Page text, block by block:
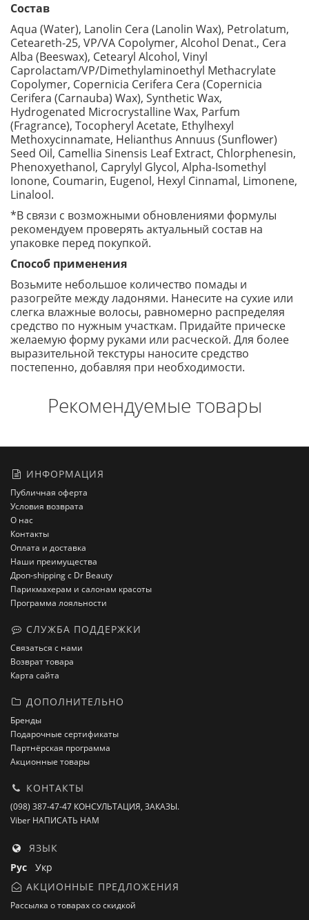
Состав
Aqua (Water), Lanolin Cera (Lanolin Wax), Petrolatum,
Ceteareth-25, VP/VA Copolymer, Alcohol Denat., Cera
Alba (Beeswax), Cetearyl Alcohol, Vinyl
Caprolactam/VP/Dimethylaminoethyl Methacrylate
Copolymer, Copernicia Cerifera Cera (Copernicia
Cerifera (Carnauba) Wax), Synthetic Wax,
Hydrogenated Microcrystalline Wax, Parfum
(Fragrance), Tocopheryl Acetate, Ethylhexyl
Methoxycinnamate, Helianthus Annuus (Sunflower)
Seed Oil, Camellia Sinensis Leaf Extract, Chlorphenesin,
Phenoxyethanol, Caprylyl Glycol, Alpha-Isomethyl
Ionone, Coumarin, Eugenol, Hexyl Cinnamal, Limonene,
Linalool.
*В связи с возможными обновлениями формулы
рекомендуем проверять актуальный состав на
упаковке перед покупкой.
Способ применения
Возьмите небольшое количество помады и
разогрейте между ладонями. Нанесите на сухие или
слегка влажные волосы, равномерно распределяя
средство по нужным участкам. Придайте прическе
желаемую форму руками или расческой. Для более
выразительной текстуры наносите средство
постепенно, добавляя при необходимости.
Рекомендуемые товары
ИНФОРМАЦИЯ
Публичная оферта
Условия возврата
О нас
Контакты
Оплата и доставка
Наши преимущества
Дроп-shipping с Dr Beauty
Парикмахерам и салонам красоты
Программа лояльности
СЛУЖБА ПОДДЕРЖКИ
Связаться с нами
Возврат товара
Карта сайта
ДОПОЛНИТЕЛЬНО
Бренды
Подарочные сертификаты
Партнёрская программа
Акционные товары
КОНТАКТЫ
(098) 387-47-47 КОНСУЛЬТАЦИЯ, ЗАКАЗЫ.
Viber НАПИСАТЬ НАМ
ЯЗЫК
Рус Укр
АКЦИОННЫЕ ПРЕДЛОЖЕНИЯ
Рассылка о товарах со скидкой